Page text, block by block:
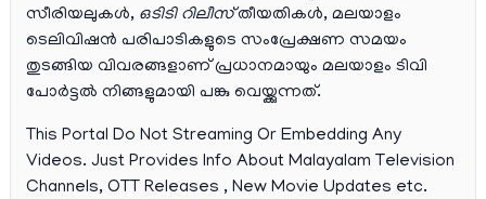
സീരിയലുകള്‍, ഒടിടി റിലീസ്തീയതികള്‍, മലയാളം
ടെലിവിഷന്‍ പരിപാടികളുടെ സംപ്രേക്ഷണ സമയം
തുടങ്ങിയ വിവരങ്ങളാണ് പ്രധാനമായും മലയാളം ടിവി
പോര്‍ട്ടല്‍ നിങ്ങളുമായി പങ്കു വെയ്ക്കുന്നത്.
This Portal Do Not Streaming Or Embedding Any
Videos. Just Provides Info About Malayalam Television
Channels, OTT Releases , New Movie Updates etc.